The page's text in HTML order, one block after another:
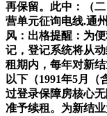
再保留。此中：（
营单元征询电线.通
风：出格提醒：为
记，登记系统将从
租期内，每年对新
以下（1991年5月
过登录保障房核心
准予续租。为新结